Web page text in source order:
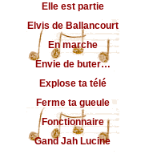
Elle est partie
Elvis de Ballancourt
En marche
Envie de buter…
Explose ta télé
Ferme ta gueule
Fonctionnaire
Gand Jah Lucine